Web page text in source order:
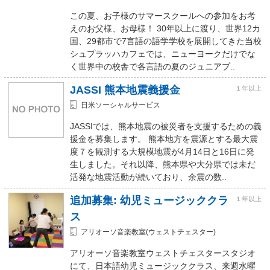
この夏、お子様のサマースクールへの参加をお考
えのお父様、お母様！ 30年以上に渡り、世界12カ
国、29都市で7言語の語学学校を展開してきた当校
シュプラッハカフェでは、ニューヨークだけでな
く世界中の校舎で各言語の夏のジュニアプ..
JASSI 熊本地震義援金 １年以上
日米ソーシャルサービス
JASSIでは、熊本地震の被災者を支援するための義
援金を募集します。 熊本地方を震源とする最大震
度７を観測する大規模地震が4月14日と16日に発
生しました。それ以降、熊本県や大分県では未だ
活発な地震活動が続いており、余震の数..
追加募集: 幼児ミュージッククラ
ス
１年以上
アリオーソ音楽教室(ウェストチェスター)
アリオーソ音楽教室ウェストチェスタースタジオ
にて、日本語幼児ミュージッククラス、来週水曜